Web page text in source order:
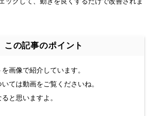
この記事のポイント
画像で紹介しています。
ては動画をご覧くださいね。
と思いますよ。